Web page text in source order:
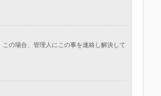
の場合、管理人にこの事を連絡し解決して